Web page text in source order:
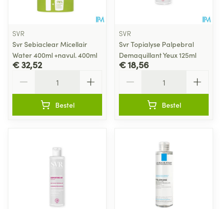
SVR
Svr Sebiaclear Micellair
Water 400ml +navul. 400ml
€ 32,52
Bestel
SVR
Svr Topialyse Palpebral
Demaquillant Yeux 125ml
€ 18,56
Bestel